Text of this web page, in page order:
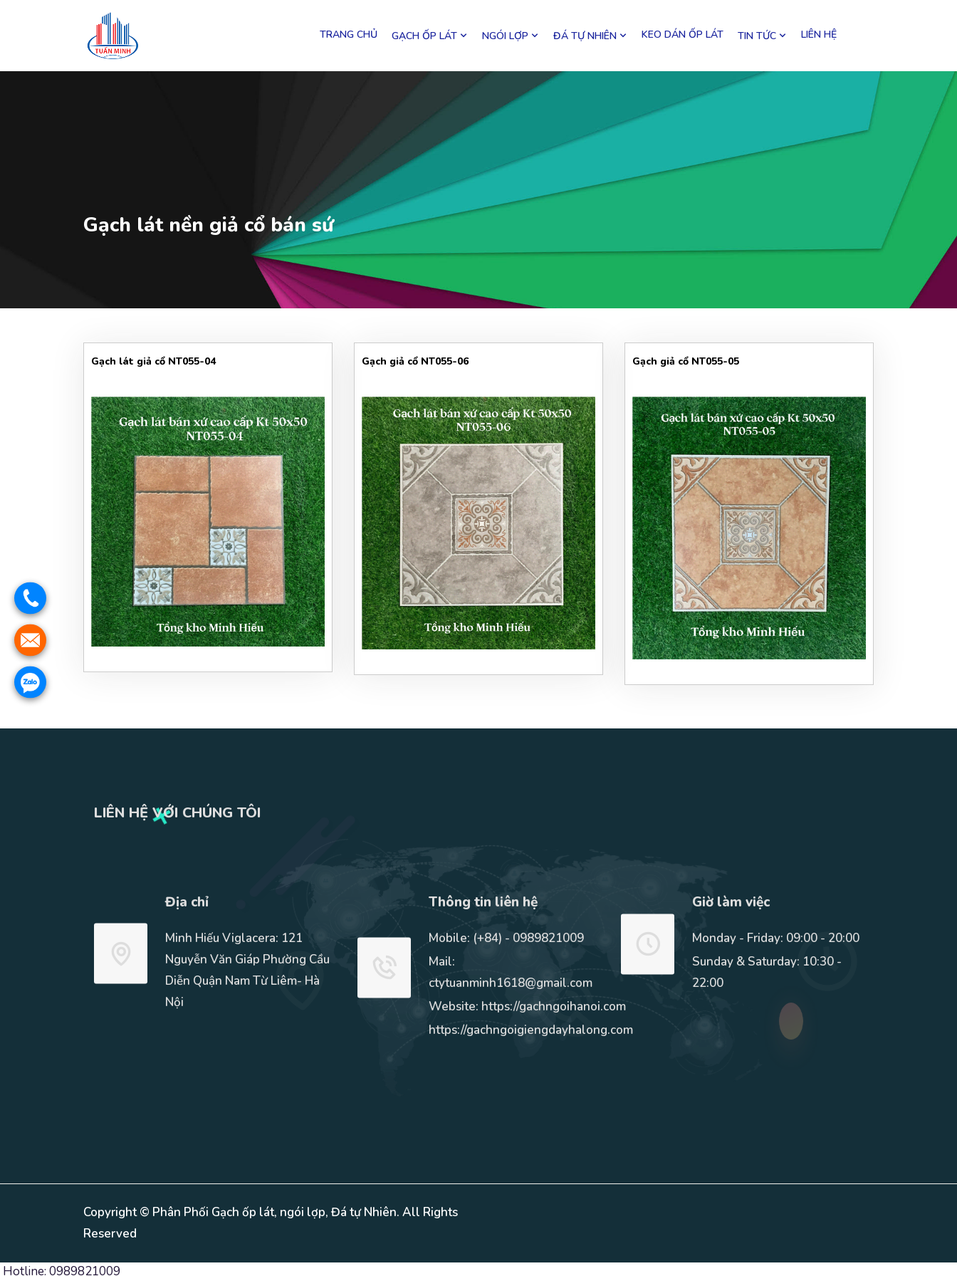
TRANG CHỦ GẠCH ỐP LÁT NGÓI LỢP ĐÁ TỰ NHIÊN KEO DÁN ỐP LÁT TIN TỨC LIÊN HỆ
Gạch lát nền giả cổ bán sứ
Gạch lát giả cổ NT055-04 Gạch giả cổ NT055-06 Gạch giả cổ NT055-05
LIÊN HỆ VỚI CHÚNG TÔI
Địa chỉ
Minh Hiếu Viglacera: 121
Nguyễn Văn Giáp Phường Cầu
Diễn Quận Nam Từ Liêm- Hà
Nội
Thông tin liên hệ
Mobile: (+84) - 0989821009
Mail:
ctytuanminh1618@gmail.com
Website: https://gachngoihanoi.com
https://gachngoigiengdayhalong.com
Giờ làm việc
Monday - Friday: 09:00 - 20:00
Sunday & Saturday: 10:30 -
22:00
Copyright © Phân Phối Gạch ốp lát, ngói lợp, Đá tự Nhiên. All Rights
Reserved
Hotline: 0989821009